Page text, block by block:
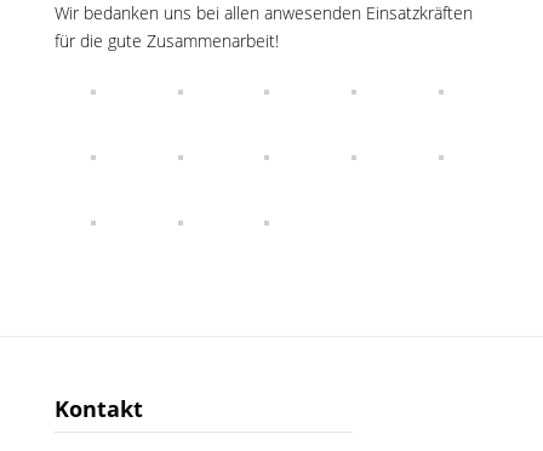
Wir bedanken uns bei allen anwesenden Einsatzkräften
für die gute Zusammenarbeit!
Kontakt